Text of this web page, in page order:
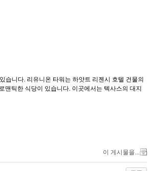
니다. 리유니온 타워는 하얏트 리젠시 호텔 건물의
틱한 식당이 있습니다. 이곳에서는 텍사스의 대지
이 게시물을...